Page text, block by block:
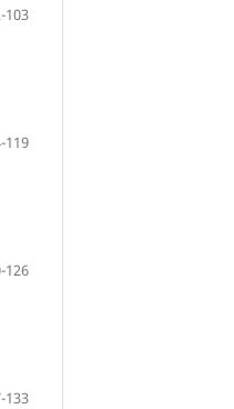
103
119
126
133